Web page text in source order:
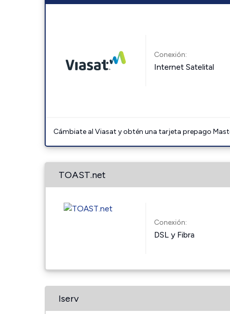
Conexión:
Internet Satelital
Cámbiate al Viasat y obtén una tarjeta prepago
TOAST.net
Conexión:
DSL y Fibra
Iserv